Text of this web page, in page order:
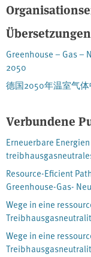
Balance zwischen
Politikpapier fasst die
zum erfolgreichen
erforderliche Schritte
Klimaübereinkommen
Übersetzungen
Greenhouse – Gas –
2050
德国2050年温室气
Verbundene
Erneuerbare
Resource-Eficient
Greenhouse-Gas-
Wege in eine
Wege in eine